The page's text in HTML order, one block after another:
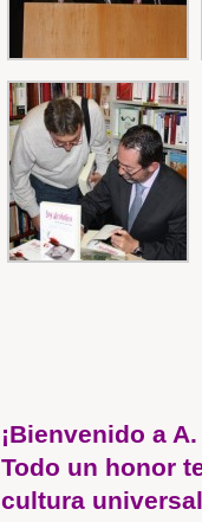
¡Bienvenido a
Todo un honor
cultura